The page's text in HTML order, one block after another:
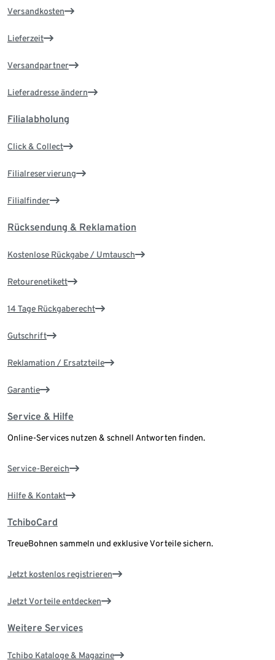
Versandkosten
Lieferzeit
Versandpartner
Lieferadresse ändern
Filialabholung
Click & Collect
Filialreservierung
Filialfinder
Rücksendung & Reklamation
Kostenlose Rückgabe / Umtausch
Retourenetikett
14 Tage Rückgaberecht
Gutschrift
Reklamation / Ersatzteile
Garantie
Service & Hilfe
Online-Services nutzen & schnell Antworten finden.
Service-Bereich
Hilfe & Kontakt
TchiboCard
TreueBohnen sammeln und exklusive Vorteile sichern.
Jetzt kostenlos registrieren
Jetzt Vorteile entdecken
Weitere Services
Tchibo Kataloge & Magazine